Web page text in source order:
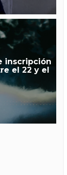
inscripción
el 22 y el